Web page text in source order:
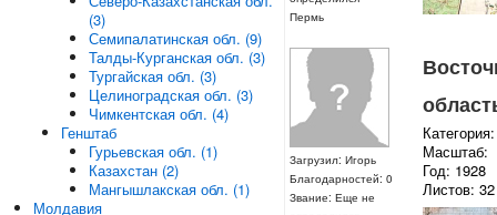
Пермь
Загрузил: Игорь
Благодарностей: 0
Звание: Еще не
Масштаб:
Год: 1928
Листов: 32
(3)
Семипалатинская обл. (9)
Талды-Курганская обл. (3)
Тургайская обл. (3)
Целиноградская обл. (3)
Чимкентская обл. (4)
Генштаб
Гурьевская обл. (1)
Казахстан (2)
Мангышлакская обл. (1)
Молдавия